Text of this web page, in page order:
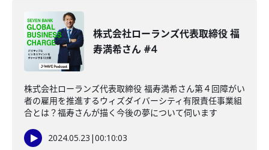
株式会社ローランズ代表取締役 福
寿満希さん #4
株式会社ローランズ代表取締役 福寿満希さん第４回障がい
者の雇用を推進するウィズダイバーシティ有限責任事業組
合とは？福寿さんが描く今後の夢について伺います
2024.05.23 |00:10:03